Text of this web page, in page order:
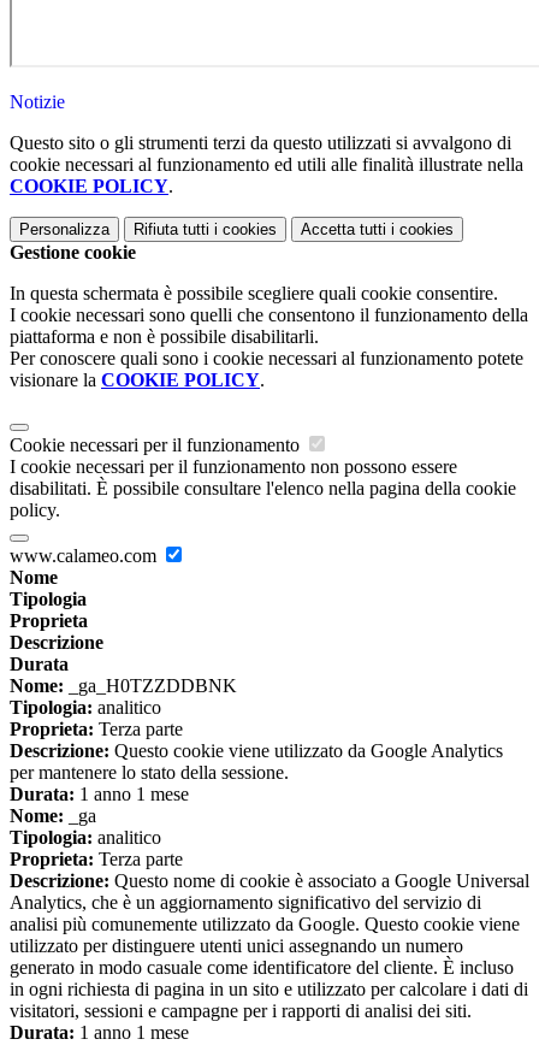
Notizie
Questo sito o gli strumenti terzi da questo utilizzati si avvalgono di
cookie necessari al funzionamento ed utili alle finalità illustrate nella
COOKIE POLICY.
Personalizza Rifiuta tutti i cookies Accetta tutti i cookies
Gestione cookie
In questa schermata è possibile scegliere quali cookie consentire.
I cookie necessari sono quelli che consentono il funzionamento della
piattaforma e non è possibile disabilitarli.
Per conoscere quali sono i cookie necessari al funzionamento potete
visionare la COOKIE POLICY.
Cookie necessari per il funzionamento
I cookie necessari per il funzionamento non possono essere
disabilitati. È possibile consultare l'elenco nella pagina della cookie
policy.
www.calameo.com
Nome
Tipologia
Proprieta
Descrizione
Durata
Nome: _ga_H0TZZDDBNK
Tipologia: analitico
Proprieta: Terza parte
Descrizione: Questo cookie viene utilizzato da Google Analytics
per mantenere lo stato della sessione.
Durata: 1 anno 1 mese
Nome: _ga
Tipologia: analitico
Proprieta: Terza parte
Descrizione: Questo nome di cookie è associato a Google Universal
Analytics, che è un aggiornamento significativo del servizio di
analisi più comunemente utilizzato da Google. Questo cookie viene
utilizzato per distinguere utenti unici assegnando un numero
generato in modo casuale come identificatore del cliente. È incluso
in ogni richiesta di pagina in un sito e utilizzato per calcolare i dati di
visitatori, sessioni e campagne per i rapporti di analisi dei siti.
Durata: 1 anno 1 mese